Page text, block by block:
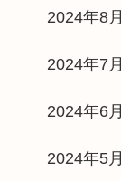
2024年8月
2024年7月
2024年6月
2024年5月